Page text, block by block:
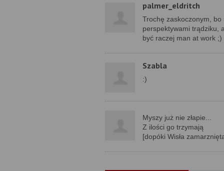
palmer_eldritch
Trochę zaskoczonym, bo
perspektywami trądziku,
być raczej man at work ;)
Szabla
:)
Myszy już nie złapie...
Z ilości go trzymają
[dopóki Wisła